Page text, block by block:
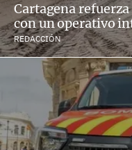
Cartagena
con un operativo
REDACCIÓN